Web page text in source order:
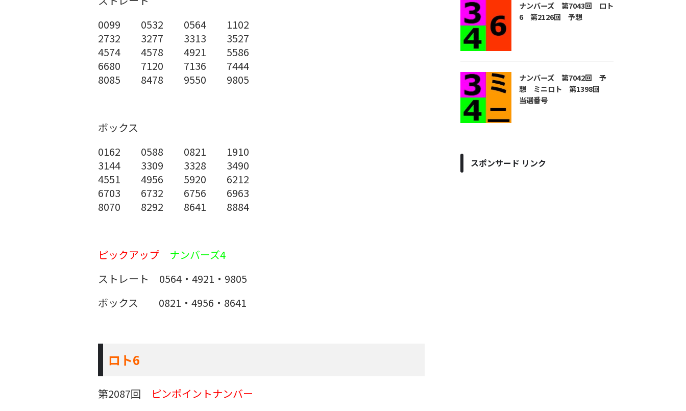
0099 0532 0564 1102
2732 3277 3313 3527
4574 4578 4921 5586
6680 7120 7136 7444
8085 8478 9550 9805
ボックス
0162 0588 0821 1910
3144 3309 3328 3490
4551 4956 5920 6212
6703 6732 6756 6963
8070 8292 8641 8884
ピックアップ
ナンバーズ4
ストレート 0564・4921・9805
ボックス 0821・4956・8641
ロト6
第2087回 ピンポイントナンバー
ナンバーズ 第7043回 ロト
6 第2126回 予想
ナンバーズ 第7042回 予
想 ミニロト 第1398回
当選番号
スポンサード リンク